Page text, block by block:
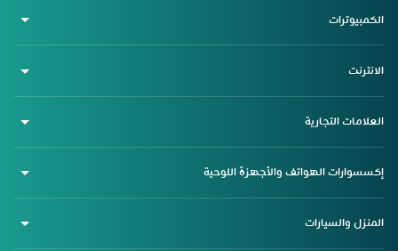
الكمبيوترات
الانترنت
العلامات التجارية
إكسسوارات الهواتف والأجهزة اللوحية
المنزل والسيارات